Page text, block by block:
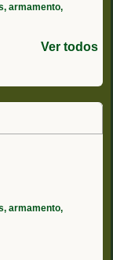
armamento,
Ver todos
armamento,